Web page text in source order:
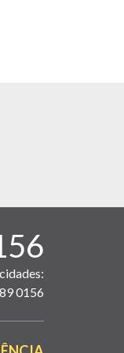
0156